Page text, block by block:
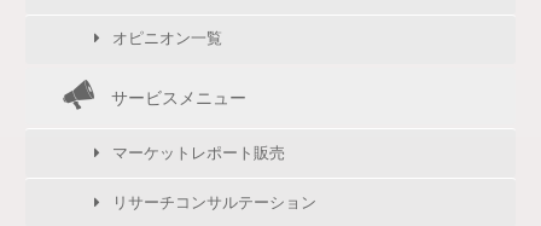
オピニオン一覧
サービスメニュー
マーケットレポート販売
リサーチコンサルテーション